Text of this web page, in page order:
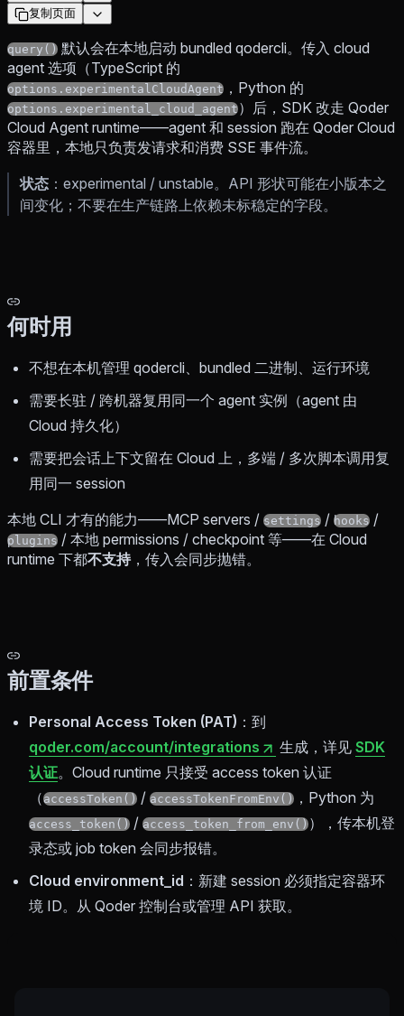
复制页面
query() 默认会在本地启动 bundled qodercli。传入 cloud
agent 选项（TypeScript 的
options.experimentalCloudAgent ，Python 的
options.experimental_cloud_agent）后，SDK 改走 Qoder
Cloud Agent runtime——agent 和 session 跑在 Qoder Cloud
容器里，本地只负责发请求和消费 SSE 事件流。
状态 ：experimental / unstable。API 形状可能在小版本之
间变化；不要在生产链路上依赖未标稳定的字段。
何时用
不想在本机管理 qodercli、bundled 二进制、运行环境
需要长驻 / 跨机器复用同一个 agent 实例（agent 由
Cloud 持久化）
需要把会话上下文留在 Cloud 上，多端 / 多次脚本调用复
用同一 session
本地 CLI 才有的能力——MCP servers / settings / hooks /
plugins / 本地 permissions / checkpoint 等——在 Cloud
runtime 下都不支持，传入会同步抛错。
前置条件
Personal Access Token (PAT) ：到
qoder.com/account/integrations
生成，详见 SDK
认证。Cloud runtime 只接受 access token 认证
（accessToken() / accessTokenFromEnv() ，Python 为
access_token() / access_token_from_env()），传本机登
录态或 job token 会同步报错。
Cloud environment_id ：新建 session 必须指定容器环
境 ID。从 Qoder 控制台或管理 API 获取。